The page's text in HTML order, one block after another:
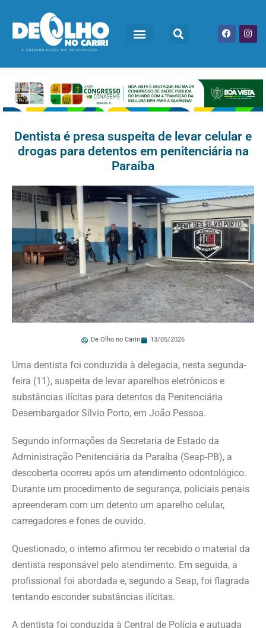
Dentista é presa suspeita de levar celular e
drogas para detentos em penitenciária na
Paraíba
De Olho no Cariri 13/05/2026
Uma dentista foi conduzida à delegacia, nesta segunda-
feira (11), suspeita de levar aparelhos eletrônicos e
substâncias ilícitas para detentos da Penitenciária
Desembargador Sílvio Porto, em João Pessoa.
Segundo informações da Secretaria de Estado da
Administração Penitenciária da Paraíba (Seap-PB), a
descoberta ocorreu após um atendimento odontológico.
Durante um procedimento de segurança, policiais penais
apreenderam com um detento um aparelho celular,
carregadores e fones de ouvido.
Questionado, o interno afirmou ter recebido o material da
dentista responsável pelo atendimento. Em seguida, a
profissional foi abordada e, segundo a Seap, foi flagrada
tentando esconder substâncias ilícitas.
A dentista foi conduzida à Central de Polícia e autuada